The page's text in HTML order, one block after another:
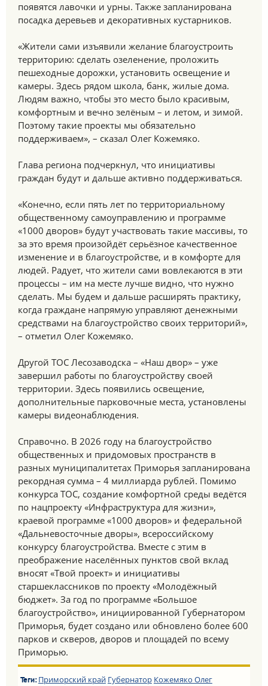
появятся лавочки и урны. Также запланирована
посадка деревьев и декоративных кустарников.
«Жители сами изъявили желание благоустроить
территорию: сделать озеленение, проложить
пешеходные дорожки, установить освещение и
камеры. Здесь рядом школа, банк, жилые дома.
Людям важно, чтобы это место было красивым,
комфортным и вечно зелёным – и летом, и зимой.
Поэтому такие проекты мы обязательно
поддерживаем», – сказал Олег Кожемяко.
Глава региона подчеркнул, что инициативы
граждан будут и дальше активно поддерживаться.
«Конечно, если пять лет по территориальному
общественному самоуправлению и программе
«1000 дворов» будут участвовать такие массивы, то
за это время произойдёт серьёзное качественное
изменение и в благоустройстве, и в комфорте для
людей. Радует, что жители сами вовлекаются в эти
процессы – им на месте лучше видно, что нужно
сделать. Мы будем и дальше расширять практику,
когда граждане напрямую управляют денежными
средствами на благоустройство своих территорий»,
– отметил Олег Кожемяко.
Другой ТОС Лесозаводска – «Наш двор» – уже
завершил работы по благоустройству своей
территории. Здесь появились освещение,
дополнительные парковочные места, установлены
камеры видеонаблюдения.
Справочно. В 2026 году на благоустройство
общественных и придомовых пространств в
разных муниципалитетах Приморья запланирована
рекордная сумма – 4 миллиарда рублей. Помимо
конкурса ТОС, создание комфортной среды ведётся
по нацпроекту «Инфраструктура для жизни»,
краевой программе «1000 дворов» и федеральной
«Дальневосточные дворы», всероссийскому
конкурсу благоустройства. Вместе с этим в
преображение населённых пунктов свой вклад
вносят «Твой проект» и инициативы
старшеклассников по проекту «Молодёжный
бюджет». За год по программе «Большое
благоустройство», инициированной Губернатором
Приморья, будет создано или обновлено более 600
парков и скверов, дворов и площадей по всему
Приморью.
Теги: Приморский край Губернатор Кожемяко Олег